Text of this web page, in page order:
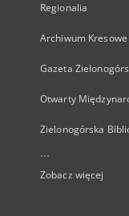
Regionalia
Archiwum Kresowe
Gazeta
Otwarty
Zielonogórska
...
Zobacz więcej